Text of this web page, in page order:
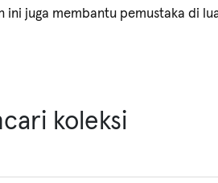
ini juga membantu pemustaka di
koleksi